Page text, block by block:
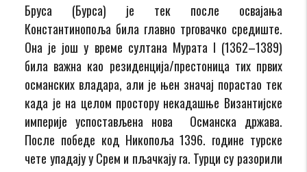
Бруса (Бурса) је тек после освајања
Константинопоља била главно трговачко средиште.
Она је још у време султана Мурата I (1362–1389)
била важна као резиденција/престоница тих првих
османских владара, али је њен значај порастао тек
када је на целом простору некадашње Византијске
империје успостављена нова Османска држава.
После победе код Никопоља 1396. године турске
чете упадају у Срем и пљачкају га. Турци су разорили